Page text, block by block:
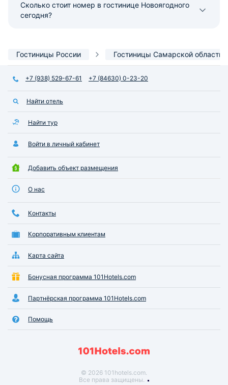
Сколько стоит номер в гостинице Новоягодного
сегодня?
Гостиницы России Гостиницы Самарской области
+7 (938) 529-67-61 +7 (84630) 0-23-20
Найти отель
Найти тур
Войти в личный кабинет
Добавить объект размещения
О нас
Контакты
Корпоративным клиентам
Карта сайта
Бонусная программа 101Hotels.com
Партнёрская программа 101Hotels.com
Помощь
© 2026 101hotels.com.
Все права защищены.